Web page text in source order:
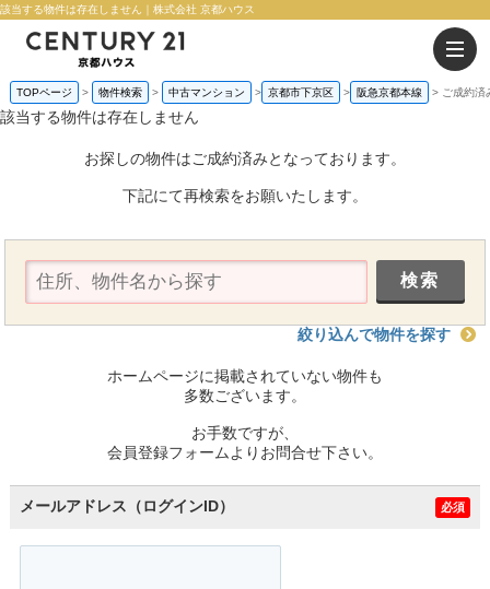
該当する物件は存在しません｜株式会社 京都ハウス
TOPページ 物件検索 中古マンション 京都市下京区 阪急京都本線 ご成約済
該当する物件は存在しません
お探しの物件はご成約済みとなっております。
下記にて再検索をお願いたします。
絞り込んで物件を探す
ホームページに掲載されていない物件も
多数ございます。
お手数ですが、
会員登録フォームよりお問合せ下さい。
メールアドレス（ログインID） 必須